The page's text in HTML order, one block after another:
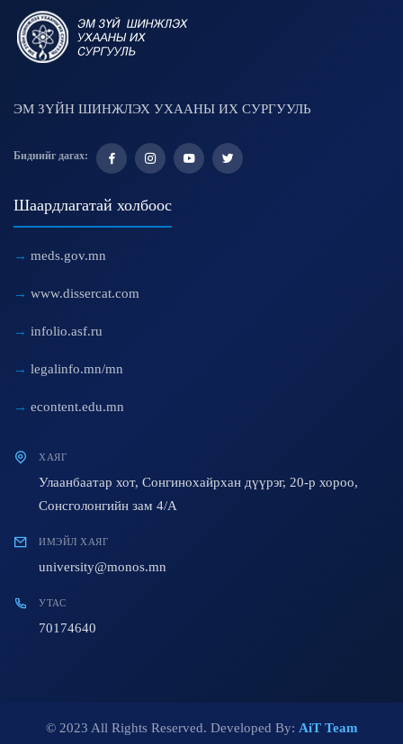
ЭМ ЗҮЙН ШИНЖЛЭХ УХААНЫ ИХ СУРГУУЛЬ
Биднийг дагах:
Шаардлагатай холбоос
meds.gov.mn
www.dissercat.com
infolio.asf.ru
legalinfo.mn/mn
econtent.edu.mn
ХАЯГ
Улаанбаатар хот, Сонгинохайрхан дүүрэг, 20-р хороо,
Сонсголонгийн зам 4/A
ИМЭЙЛ ХАЯГ
university@monos.mn
УТАС
70174640
© 2023 All Rights Reserved. Developed By: AiT Team